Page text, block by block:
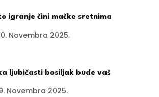
igranje čini mačke sretnima
Novembra 2025.
ljubičasti bosiljak bude vaš
Novembra 2025.